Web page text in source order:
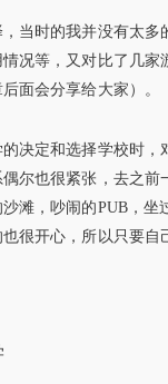
当时的我并没有太
况等，又对比了几家
面会分享给大家）。
决定和选择学校时
尔也很紧张，去之
滩，吵闹的PUB，
很开心，所以只要